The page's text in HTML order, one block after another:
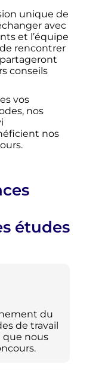
unique de
avec
et l’équipe
rencontrer
conseils
vos
nos
nos
études
du
de travail
que nous